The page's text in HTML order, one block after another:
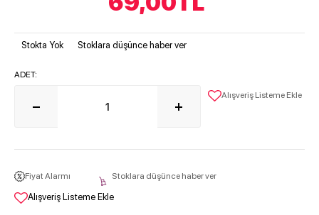
Stokta Yok Stoklara düşünce haber ver
ADET:
Alışveriş Listeme Ekle
Fiyat Alarmı Stoklara düşünce haber ver
Alışveriş Listeme Ekle